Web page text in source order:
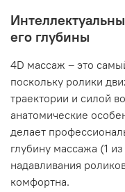
его глубины
4D массаж – это
поскольку ролики
траектории и силой
анатомические
делает
глубину массажа (1
надавливания
комфортна.